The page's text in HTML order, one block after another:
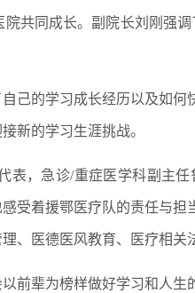
共同成长。副院长刘刚强
己的学习成长经历以及如
新的学习生涯挑战。
，急诊/重症医学科副主
受着援鄂医疗队的责任与
、医德医风教育、医疗相关
前辈为榜样做好学习和人